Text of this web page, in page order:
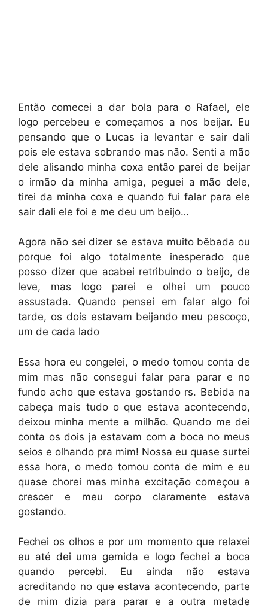
Então comecei a dar bola para o Rafael, ele
logo percebeu e começamos a nos beijar. Eu
pensando que o Lucas ia levantar e sair dali
pois ele estava sobrando mas não. Senti a mão
dele alisando minha coxa então parei de beijar
o irmão da minha amiga, peguei a mão dele,
tirei da minha coxa e quando fui falar para ele
sair dali ele foi e me deu um beijo…
Agora não sei dizer se estava muito bêbada ou
porque foi algo totalmente inesperado que
posso dizer que acabei retribuindo o beijo, de
leve, mas logo parei e olhei um pouco
assustada. Quando pensei em falar algo foi
tarde, os dois estavam beijando meu pescoço,
um de cada lado
Essa hora eu congelei, o medo tomou conta de
mim mas não consegui falar para parar e no
fundo acho que estava gostando rs. Bebida na
cabeça mais tudo o que estava acontecendo,
deixou minha mente a milhão. Quando me dei
conta os dois ja estavam com a boca no meus
seios e olhando pra mim! Nossa eu quase surtei
essa hora, o medo tomou conta de mim e eu
quase chorei mas minha excitação começou a
crescer e meu corpo claramente estava
gostando.
Fechei os olhos e por um momento que relaxei
eu até dei uma gemida e logo fechei a boca
quando percebi. Eu ainda não estava
acreditando no que estava acontecendo, parte
de mim dizia para parar e a outra metade